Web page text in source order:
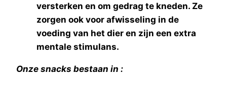
versterken en om gedrag te kneden. Ze
zorgen ook voor afwisseling in de
voeding van het dier en zijn een extra
mentale stimulans.
Onze snacks bestaan in :